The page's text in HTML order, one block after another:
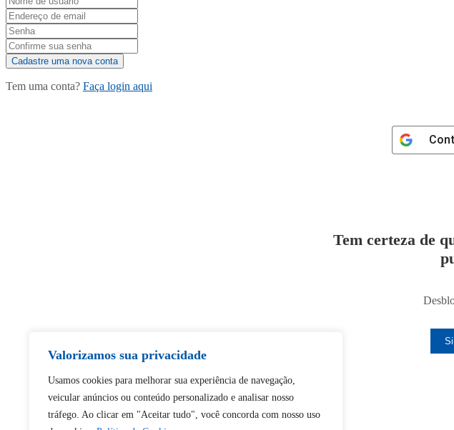
Valorizamos sua privacidade
Usamos cookies para melhorar sua experiência de navegação,
veicular anúncios ou conteúdo personalizado e analisar nosso
tráfego. Ao clicar em "Aceitar tudo", você concorda com nosso uso
Tem uma conta? Faça login aqui
Tem certeza de